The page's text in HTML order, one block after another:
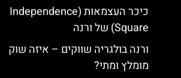
כיכר העצמאות (Independence
Square) של ורנה
ורנה בולגריה שווקים – איזה שוק
מומלץ ומתי?